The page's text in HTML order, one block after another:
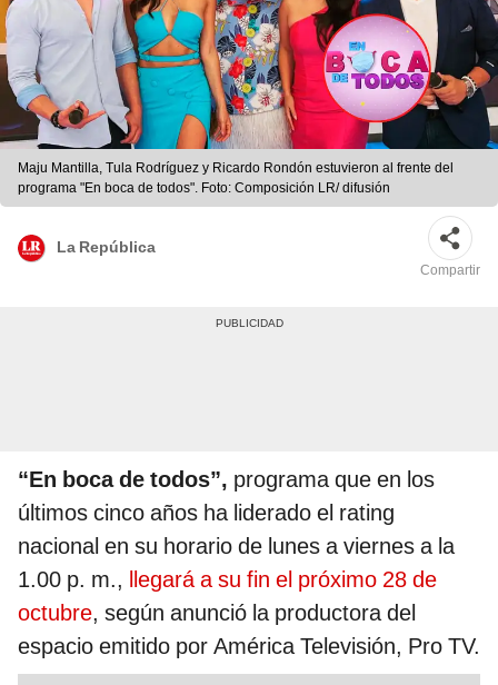
Maju Mantilla, Tula Rodríguez y Ricardo Rondón estuvieron al frente del
programa "En boca de todos". Foto: Composición LR/ difusión
La República
Compartir
“En boca de todos”, programa que en los
últimos cinco años ha liderado el rating
nacional en su horario de lunes a viernes a la
1.00 p. m., llegará a su fin el próximo 28 de
octubre, según anunció la productora del
espacio emitido por América Televisión, Pro TV.